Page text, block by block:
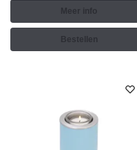
Meer info
Bestellen